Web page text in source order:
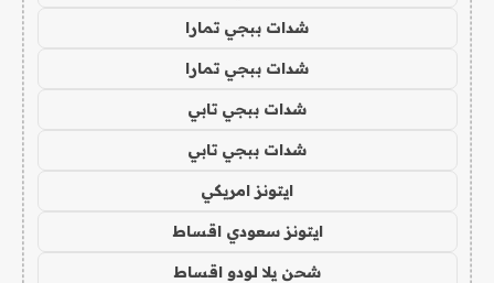
شدات ببجي تمارا
شدات ببجي تمارا
شدات ببجي تابي
شدات ببجي تابي
ايتونز امريكي
ايتونز سعودي اقساط
شحن يلا لودو اقساط